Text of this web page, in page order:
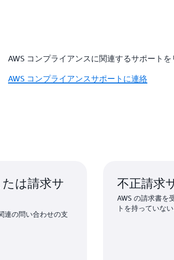
AWS コンプライアンスに関連するサポートを
AWS コンプライアンスサポートに連絡
は請求サ
連の問い合わせの支
不正請求
AWS の請求書を
トを持っていな